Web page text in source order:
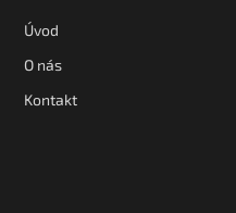
Úvod
O nás
Kontakt